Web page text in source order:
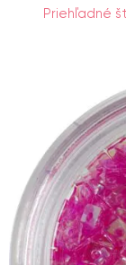
Priehľadné